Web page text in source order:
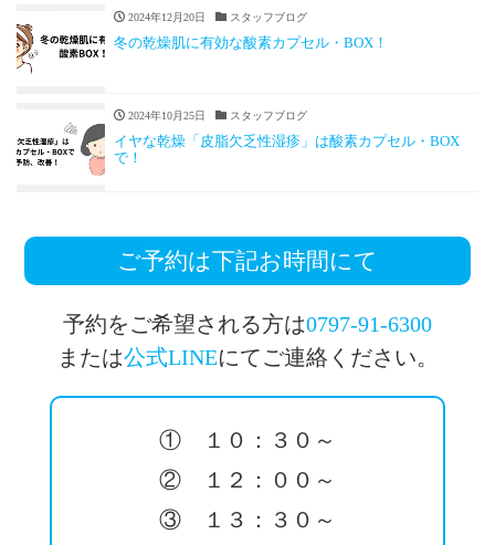
2024年12月20日 スタッフブログ
冬の乾燥肌に有効な酸素カプセル・BOX！
2024年10月25日 スタッフブログ
イヤな乾燥「皮脂欠乏性湿疹」は酸素カプセル・BOX
で！
ご予約は下記お時間にて
予約をご希望される方は0797-91-6300
または公式LINEにてご連絡ください。
① １０：３０～
② １２：００～
③ １３：３０～